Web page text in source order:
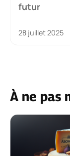
futur
28 juillet 2025
À ne pas